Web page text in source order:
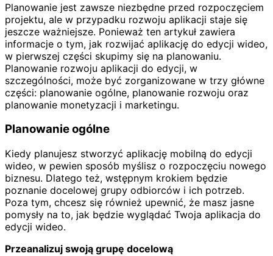
Planowanie jest zawsze niezbędne przed rozpoczęciem
projektu, ale w przypadku rozwoju aplikacji staje się
jeszcze ważniejsze. Ponieważ ten artykuł zawiera
informacje o tym, jak rozwijać aplikację do edycji wideo,
w pierwszej części skupimy się na planowaniu.
Planowanie rozwoju aplikacji do edycji, w
szczególności, może być zorganizowane w trzy główne
części: planowanie ogólne, planowanie rozwoju oraz
planowanie monetyzacji i marketingu.
Planowanie ogólne
Kiedy planujesz stworzyć aplikację mobilną do edycji
wideo, w pewien sposób myślisz o rozpoczęciu nowego
biznesu. Dlatego też, wstępnym krokiem będzie
poznanie docelowej grupy odbiorców i ich potrzeb.
Poza tym, chcesz się również upewnić, że masz jasne
pomysły na to, jak będzie wyglądać Twoja aplikacja do
edycji wideo.
Przeanalizuj swoją grupę docelową